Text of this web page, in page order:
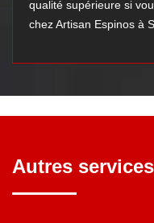
qualité supérieure si
chez Artisan Espinos à
Autres services